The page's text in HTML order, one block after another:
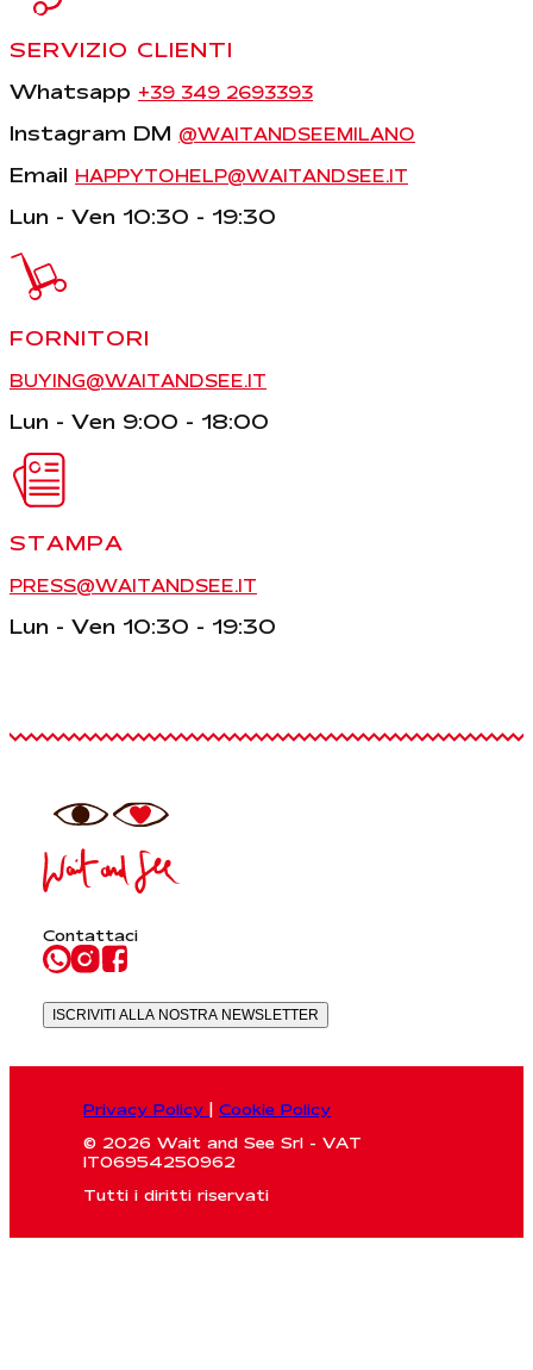
SERVIZIO CLIENTI
Whatsapp +39 349 2693393
Instagram DM @WAITANDSEEMILANO
Email HAPPYTOHELP@WAITANDSEE.IT
Lun - Ven 10:30 - 19:30
FORNITORI
BUYING@WAITANDSEE.IT
Lun - Ven 9:00 - 18:00
STAMPA
PRESS@WAITANDSEE.IT
Lun - Ven 10:30 - 19:30
Contattaci
ISCRIVITI ALLA NOSTRA NEWSLETTER
Privacy Policy
Cookie Policy
© 2026 Wait and See Srl - VAT
IT06954250962
Tutti i diritti riservati